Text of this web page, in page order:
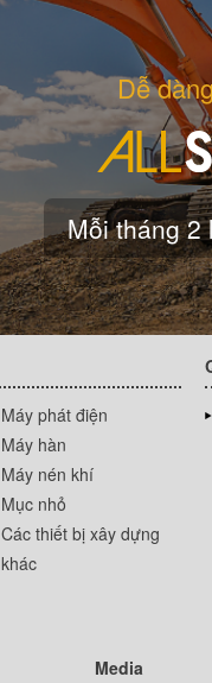
Dễ
Mỗi tháng 2
Máy phát điện
Máy hàn
Máy nén khí
Mục nhỏ
Các thiết bị xây dựng
khác
Media